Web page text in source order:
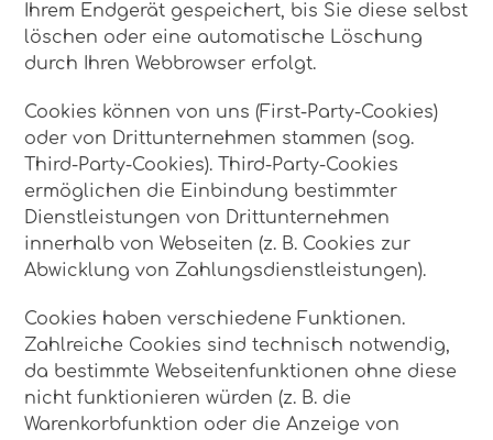
Ihrem Endgerät gespeichert, bis Sie diese selbst
löschen oder eine automatische Löschung
durch Ihren Webbrowser erfolgt.
Cookies können von uns (First-Party-Cookies)
oder von Drittunternehmen stammen (sog.
Third-Party-Cookies). Third-Party-Cookies
ermöglichen die Einbindung bestimmter
Dienstleistungen von Drittunternehmen
innerhalb von Webseiten (z. B. Cookies zur
Abwicklung von Zahlungsdienstleistungen).
Cookies haben verschiedene Funktionen.
Zahlreiche Cookies sind technisch notwendig,
da bestimmte Webseitenfunktionen ohne diese
nicht funktionieren würden (z. B. die
Warenkorbfunktion oder die Anzeige von